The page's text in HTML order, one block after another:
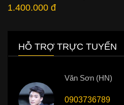
1.400.000 đ
HỖ TRỢ TRỰC TUYẾN
Văn Sơn (HN)
0903736789